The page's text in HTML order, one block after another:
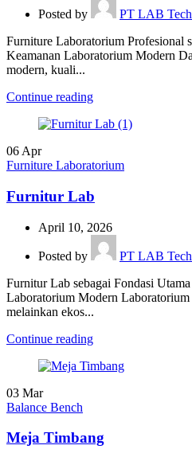
Posted by
PT LAB
Furniture Laboratorium Profesional
Keamanan Laboratorium Modern
modern, kuali...
Continue reading
06 Apr
Furniture Laboratorium
Furnitur Lab
April 10, 2026
Posted by
PT LAB
Furnitur Lab sebagai Fondasi
Laboratorium Modern Laboratorium
melainkan ekos...
Continue reading
03 Mar
Balance Bench
Meja Timbang